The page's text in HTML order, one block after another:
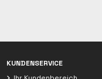
KUNDENSERVICE
Wir sind derzeit offline